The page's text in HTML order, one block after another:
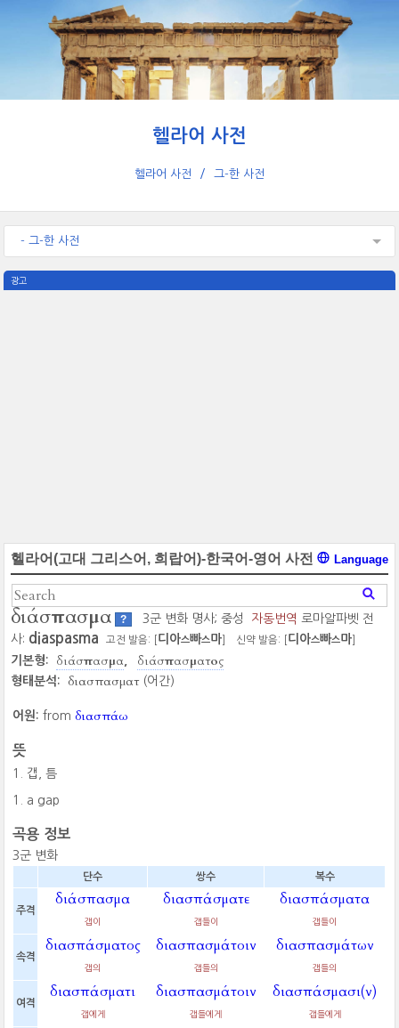
헬라어 사전
헬라어 사전 그-한 사전
- 그-한 사전
광고
헬라어(고대 그리스어, 희랍어)-한국어-영어 사전 Language
διάσπασμα ? 3군 변화 명사; 중성 자동번역 로마알파벳 전
사: diaspasma 고전 발음: [ 디아스빠스마 신약 발음: [ 디아스빠스마
기본형: διάσπασμα διάσπασματος
형태분석: διασπασματ (어간)
어원: fromδιασπάω
뜻
갭, 틈
a gap
곡용 정보
3군 변화
단수 쌍수 복수
주격
διάσπασμα
갭이
διασπάσματε
갭들이
διασπάσματα
갭들이
속격
διασπάσματος
갭의
διασπασμάτοιν
갭들의
διασπασμάτων
갭들의
여격
διασπάσματι
갭에게
διασπασμάτοιν
갭들에게
διασπάσμασι(ν)
갭들에게